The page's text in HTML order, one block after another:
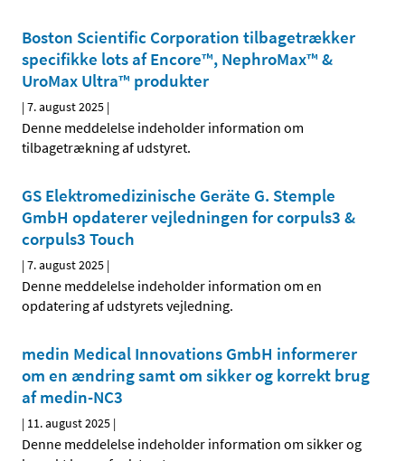
Boston Scientific Corporation tilbagetrækker
specifikke lots af Encore™, NephroMax™ &
UroMax Ultra™ produkter
|7. august 2025 |
Denne meddelelse indeholder information om
tilbagetrækning af udstyret.
GS Elektromedizinische Geräte G. Stemple
GmbH opdaterer vejledningen for corpuls3 &
corpuls3 Touch
|7. august 2025 |
Denne meddelelse indeholder information om en
opdatering af udstyrets vejledning.
medin Medical Innovations GmbH informerer
om en ændring samt om sikker og korrekt brug
af medin-NC3
| 11. august 2025 |
Denne meddelelse indeholder information om sikker og